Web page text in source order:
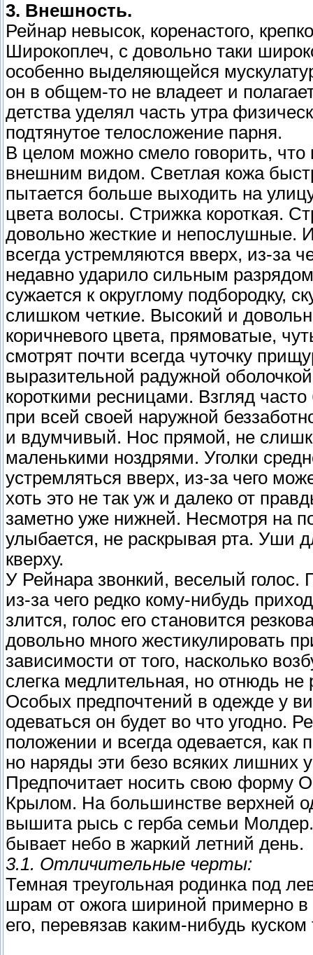
3. Внешность.
Рейнар невысок, коренастого,
Широкоплеч, с довольно таки
особенно выделяющейся
он в общем-то не владеет и
детства уделял часть утра
подтянутое телосложение парня.
В целом можно смело говорить,
внешним видом. Светлая кожа
пытается больше выходить на
цвета волосы. Стрижка короткая.
довольно жесткие и непослушные.
всегда устремляются вверх, из-за
недавно ударило сильным
сужается к округлому подбородку,
слишком четкие. Высокий и
коричневого цвета, прямоватые,
смотрят почти всегда чуточку
выразительной радужной
короткими ресницами. Взгляд
при всей своей наружной
и вдумчивый. Нос прямой, не
маленькими ноздрями. Уголки
устремляться вверх, из-за чего
хоть это не так уж и далеко от
заметно уже нижней. Несмотря на
улыбается, не раскрывая рта. Уши
кверху.
У Рейнара звонкий, веселый голос.
из-за чего редко кому-нибудь
злится, голос его становится
довольно много жестикулировать
зависимости от того, насколько
слегка медлительная, но отнюдь не
Особых предпочтений в одежде у
одеваться он будет во что угодно.
положении и всегда одевается, как
но наряды эти безо всяких лишних
Предпочитает носить свою форму
Крылом. На большинстве верхней
вышита рысь с герба семьи
бывает небо в жаркий летний день.
3.1. Отличительные черты:
Темная треугольная родинка под
шрам от ожога шириной примерно в
его, перевязав каким-нибудь куском